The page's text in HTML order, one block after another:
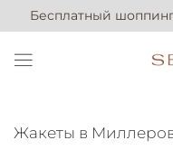
Бесплатный
Жакеты в